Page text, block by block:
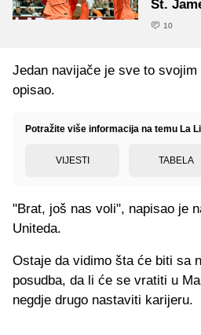
St.
10
Jedan navijače je sve to
opisao.
Potražite više informacija na temu La
VIJESTI TABELA
"Brat, još nas voli", napisao je
Uniteda.
Ostaje da vidimo šta će biti sa
posudba, da li će se vratiti u
negdje drugo nastaviti karijeru.